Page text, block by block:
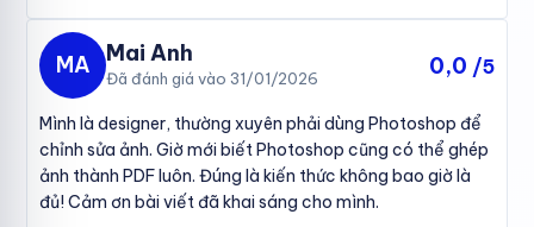
MA Mai Anh
Đã đánh giá vào 31/01/2026 0,0 /5
Mình là designer, thường xuyên phải dùng Photoshop để
chỉnh sửa ảnh. Giờ mới biết Photoshop cũng có thể ghép
ảnh thành PDF luôn. Đúng là kiến thức không bao giờ là
đủ! Cảm ơn bài viết đã khai sáng cho mình.